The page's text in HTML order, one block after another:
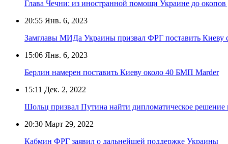
Глава Чечни: из иностранной помощи Украине до окопов
20:55 Янв. 6, 2023
Замглавы МИДа Украины призвал ФРГ поставить Киеву
15:06 Янв. 6, 2023
Берлин намерен поставить Киеву около 40 БМП Marder
15:11 Дек. 2, 2022
Шольц призвал Путина найти дипломатическое решение
20:30 Март 29, 2022
Кабмин ФРГ заявил о дальнейшей поддержке Украины